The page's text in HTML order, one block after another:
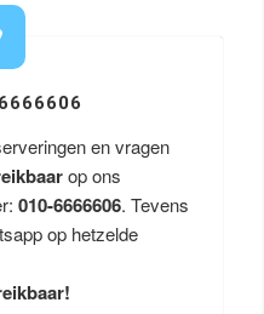
en vragen
op ons
010-6666606. Tevens
op hetzelde